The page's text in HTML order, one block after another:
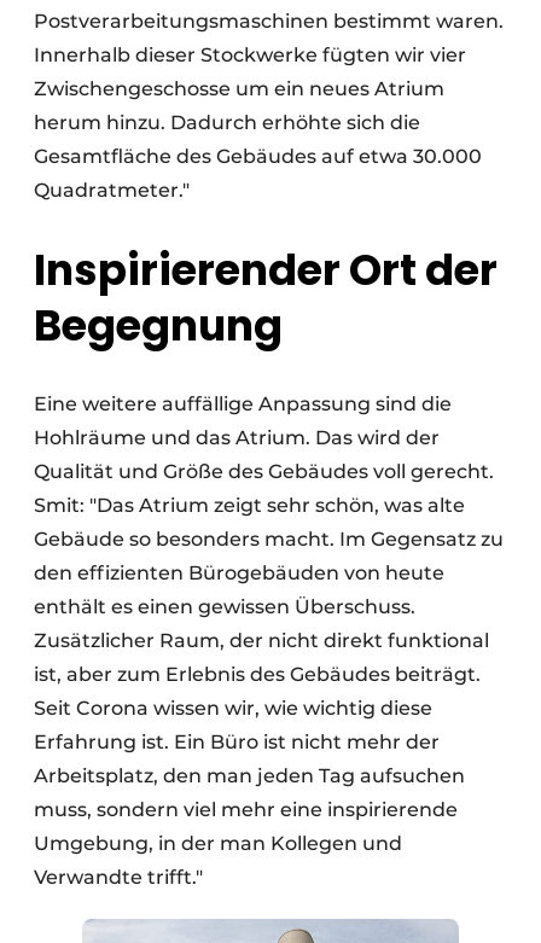
Postverarbeitungsmaschinen bestimmt waren.
Innerhalb dieser Stockwerke fügten wir vier
Zwischengeschosse um ein neues Atrium
herum hinzu. Dadurch erhöhte sich die
Gesamtfläche des Gebäudes auf etwa 30.000
Quadratmeter."
Inspirierender Ort der
Begegnung
Eine weitere auffällige Anpassung sind die
Hohlräume und das Atrium. Das wird der
Qualität und Größe des Gebäudes voll gerecht.
Smit: "Das Atrium zeigt sehr schön, was alte
Gebäude so besonders macht. Im Gegensatz zu
den effizienten Bürogebäuden von heute
enthält es einen gewissen Überschuss.
Zusätzlicher Raum, der nicht direkt funktional
ist, aber zum Erlebnis des Gebäudes beiträgt.
Seit Corona wissen wir, wie wichtig diese
Erfahrung ist. Ein Büro ist nicht mehr der
Arbeitsplatz, den man jeden Tag aufsuchen
muss, sondern viel mehr eine inspirierende
Umgebung, in der man Kollegen und
Verwandte trifft."